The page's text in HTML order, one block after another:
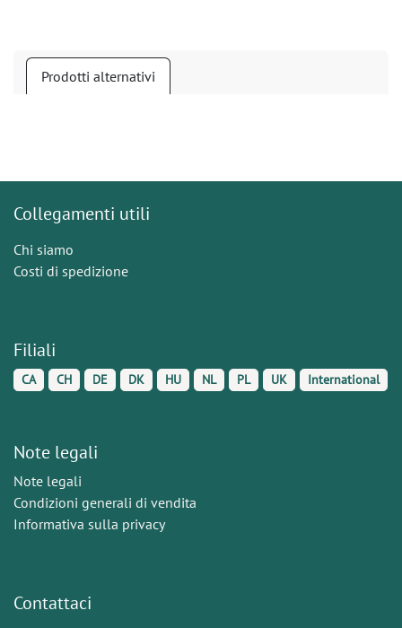
Prodotti alternativi
Collegamenti utili
Chi siamo
Costi di spedizione
Filiali
CA CH DE DK HU NL PL UK International
Note legali
Note legali
Condizioni generali di vendita
Informativa sulla privacy
Contattaci